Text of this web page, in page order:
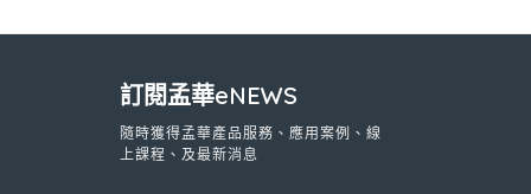
訂閱孟華eNEWS
隨時獲得孟華產品服務、應用案例、線
上課程、及最新消息